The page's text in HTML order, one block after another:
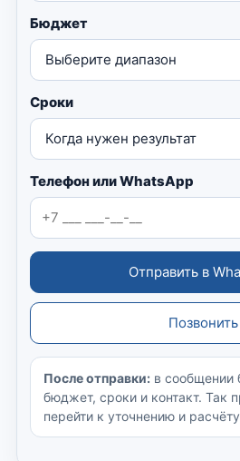
Бюджет
Сроки
Телефон или WhatsApp
Отправить в
Позвонить
После отправки: в сообщении
бюджет, сроки и контакт. Так
перейти к уточнению и